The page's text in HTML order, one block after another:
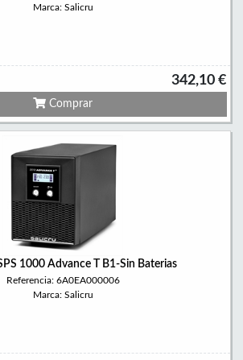
Marca: Salicru
342,10 €
Comprar
1000 Advance T B1-Sin Baterias
Referencia: 6A0EA000006
Marca: Salicru